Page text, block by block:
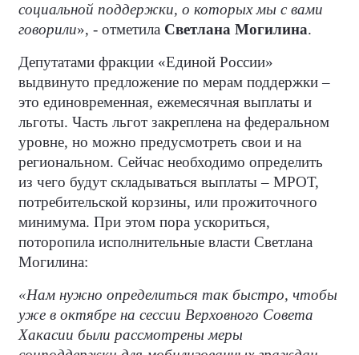
социальной поддержки, о которых мы с вами
говорили», - отметила Светлана Могилина.
Депутатами фракции «Единой России»
выдвинуто предложение по мерам поддержки –
это единовременная, ежемесячная выплаты и
льготы. Часть льгот закреплена на федеральном
уровне, но можно предусмотреть свои и на
региональном. Сейчас необходимо определить
из чего будут складываться выплаты – МРОТ,
потребительской корзины, или прожиточного
минимума. При этом пора ускориться,
поторопила исполнительные власти Светлана
Могилина:
«Нам нужно определиться так быстро, чтобы
уже в октябре на сессии Верховного Совета
Хакасии были рассмотрены меры